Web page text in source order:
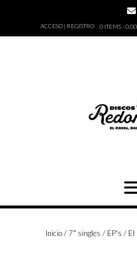
ACCESO | REGISTRO 0 ITEMS -
Inicio/ 7" singles / EP's / El